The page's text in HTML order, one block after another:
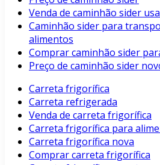
Venda de caminhão sider
Caminhão sider para
alimentos
Comprar caminhão sider
Preço de caminhão sider
Carreta frigorífica
Carreta refrigerada
Venda de carreta frigorífica
Carreta frigorífica para
Carreta frigorífica nova
Comprar carreta frigorífica